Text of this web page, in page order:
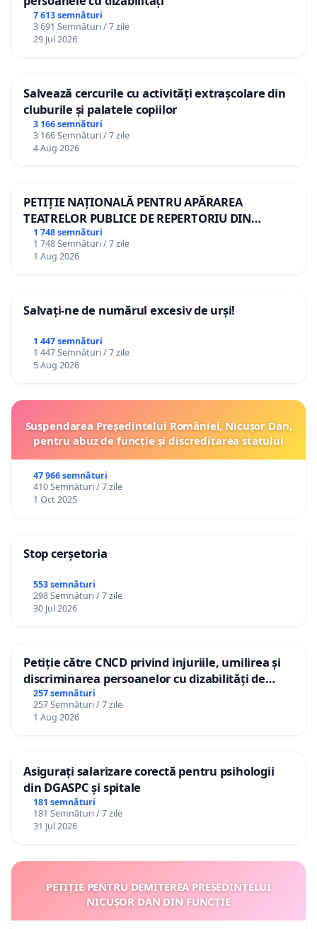
7 613 semnături
3 691 Semnături / 7 zile
29 Jul 2026
Salvează cercurile cu activități extrașcolare din
cluburile și palatele copiilor
3 166 semnături
3 166 Semnături / 7 zile
4 Aug 2026
PETIȚIE NAȚIONALĂ PENTRU APĂRAREA
TEATRELOR PUBLICE DE REPERTORIU DIN
ROMÂNIA
1 748 semnături
1 748 Semnături / 7 zile
1 Aug 2026
Salvați-ne de numărul excesiv de urși!
1 447 semnături
1 447 Semnături / 7 zile
5 Aug 2026
Suspendarea Președintelui României, Nicușor Dan,
pentru abuz de funcție și discreditarea statului
47 966 semnături
410 Semnături / 7 zile
1 Oct 2025
Stop cerșetoria
553 semnături
298 Semnături / 7 zile
30 Jul 2026
Petiție către CNCD privind injuriile, umilirea și
discriminarea persoanelor cu dizabilități de
către utilizatorul TikTok „Gorici”
257 semnături
257 Semnături / 7 zile
1 Aug 2026
Asigurați salarizare corectă pentru psihologii
din DGASPC și spitale
181 semnături
181 Semnături / 7 zile
31 Jul 2026
PETIȚIE PENTRU DEMITEREA PREȘEDINTELUI
NICUȘOR DAN DIN FUNCȚIE